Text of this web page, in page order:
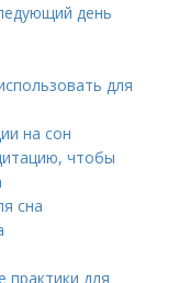
день
для
на сон
чтобы
сна
практики для